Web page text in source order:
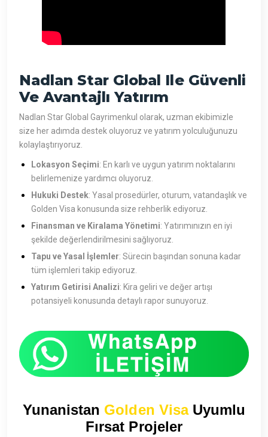
Nadlan Star Global Ile Güvenli
Ve Avantajlı Yatırım
Nadlan Star Global Gayrimenkul olarak, uzman ekibimizle
size her adımda destek oluyoruz ve yatırım yolculuğunuzu
kolaylaştırıyoruz.
Lokasyon Seçimi: En karlı ve uygun yatırım noktalarını
belirlemenize yardımcı oluyoruz.
Hukuki Destek: Yasal prosedürler, oturum, vatandaşlık ve
Golden Visa konusunda size rehberlik ediyoruz.
Finansman ve Kiralama Yönetimi: Yatırımınızın en iyi
şekilde değerlendirilmesini sağlıyoruz.
Tapu ve Yasal İşlemler: Sürecin başından sonuna kadar
tüm işlemleri takip ediyoruz.
Yatırım Getirisi Analizi: Kira geliri ve değer artışı
potansiyeli konusunda detaylı rapor sunuyoruz.
Yunanistan Golden VisaUyumlu
Fırsat Projeler